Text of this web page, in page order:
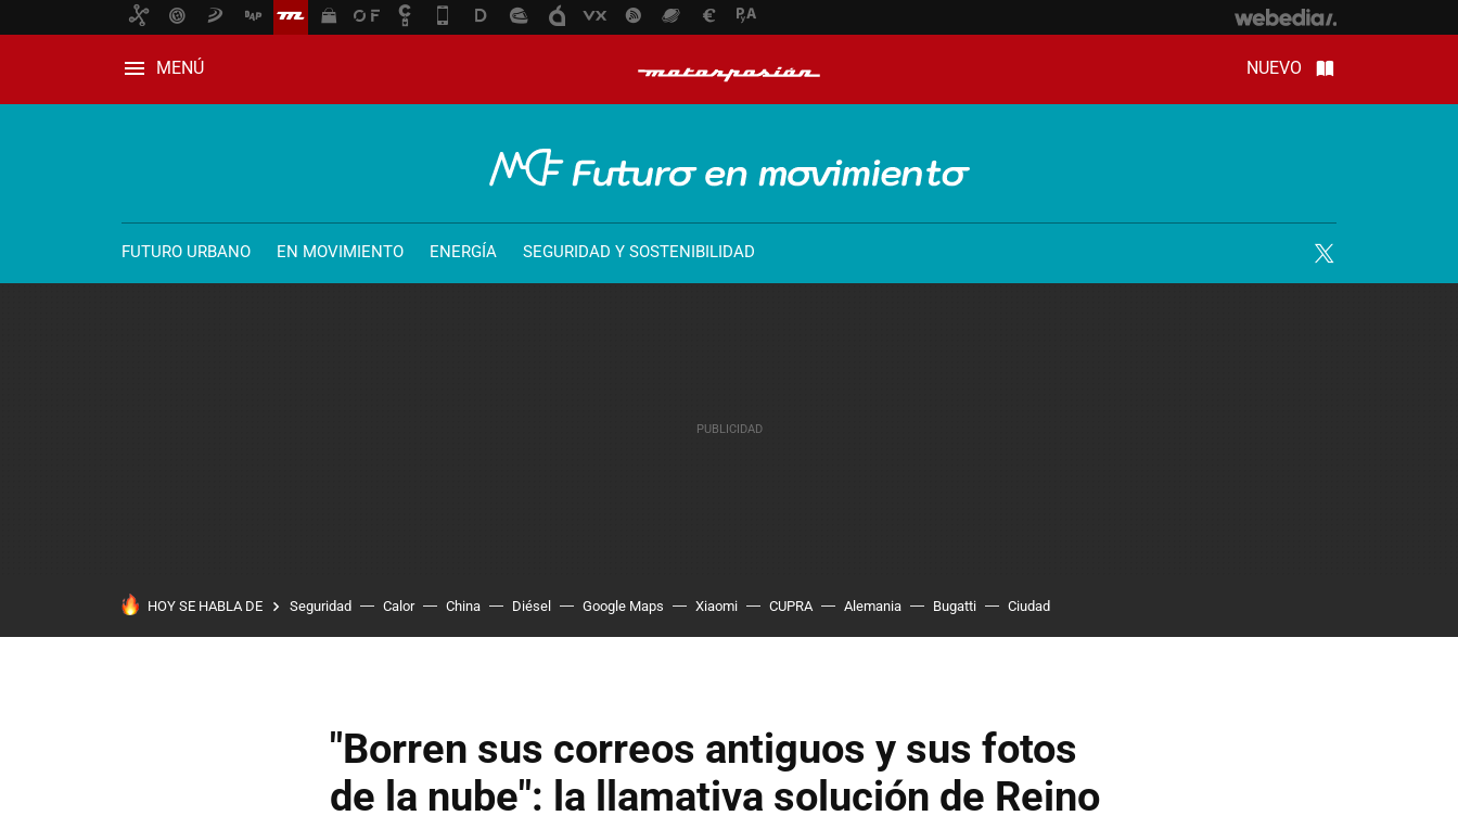
MENÚ NUEVO
FUTURO URBANO EN MOVIMIENTO ENERGÍA SEGURIDAD Y SOSTENIBILIDAD
HOY SE HABLA DE Seguridad Calor China Diésel Google Maps Xiaomi CUPRA Alemania Bugatti Ciudad
"Borren sus correos antiguos y sus fotos
de la nube": la llamativa solución de Reino